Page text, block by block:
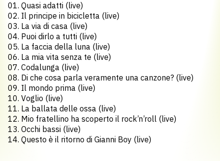
01. Quasi adatti (live)
02. Il principe in bicicletta (live)
03. La via di casa (live)
04. Puoi dirlo a tutti (live)
05. La faccia della luna (live)
06. La mia vita senza te (live)
07. Codalunga (live)
08. Di che cosa parla veramente una canzone? (live)
09. Il mondo prima (live)
10. Voglio (live)
11. La ballata delle ossa (live)
12. Mio fratellino ha scoperto il rock’n’roll (live)
13. Occhi bassi (live)
14. Questo è il ritorno di Gianni Boy (live)